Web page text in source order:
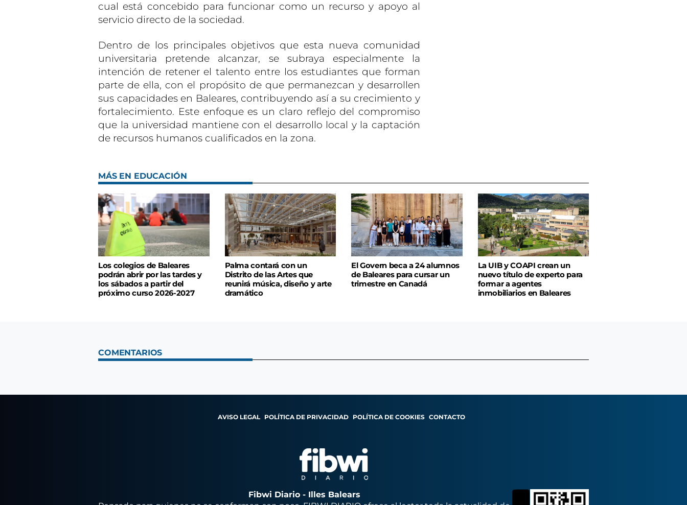
cual está concebido para funcionar como un recurso y apoyo al
servicio directo de la sociedad.
Dentro de los principales objetivos que esta nueva comunidad
universitaria pretende alcanzar, se subraya especialmente la
intención de retener el talento entre los estudiantes que forman
parte de ella, con el propósito de que permanezcan y desarrollen
sus capacidades en Baleares, contribuyendo así a su crecimiento y
fortalecimiento. Este enfoque es un claro reflejo del compromiso
que la universidad mantiene con el desarrollo local y la captación
de recursos humanos cualificados en la zona.
MÁS EN EDUCACIÓN
Los colegios de Baleares
podrán abrir por las tardes y
los sábados a partir del
próximo curso 2026-2027
Palma contará con un
Distrito de las Artes que
reunirá música, diseño y arte
dramático
El Govern beca a 24 alumnos
de Baleares para cursar un
trimestre en Canadá
La UIB y COAPI crean un
nuevo título de experto para
formar a agentes
inmobiliarios en Baleares
COMENTARIOS
AVISO LEGAL POLÍTICA DE PRIVACIDAD POLÍTICA DE COOKIES CONTACTO
Fibwi Diario - Illes Balears